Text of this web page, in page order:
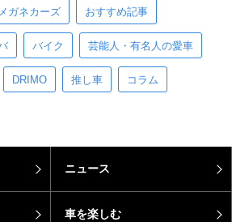
ガネカーズ おすすめ記事
バイク 芸能人・有名人の愛車
DRIMO 推し車 コラム
ニュース
車を楽しむ